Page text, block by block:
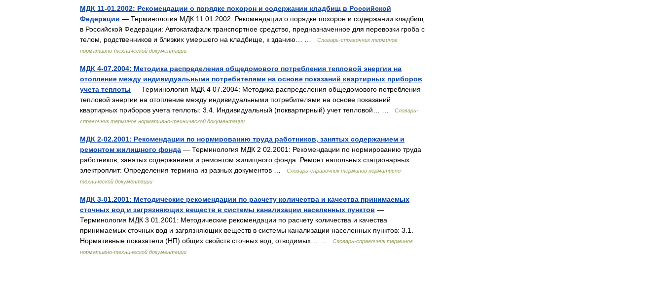
МДК 11-01.2002: Рекомендации о порядке похорон и содержании кладбищ в Российской
Федерации — Терминология МДК 11 01.2002: Рекомендации о порядке похорон и содержании кладбищ
в Российской Федерации: Автокатафалк транспортное средство, предназначенное для перевозки гроба с
телом, родственников и близких умершего на кладбище, к зданию… …
Словарь-справочник терминов
нормативно-технической документации
МДК 4-07.2004: Методика распределения общедомового потребления тепловой энергии на
отопление между индивидуальными потребителями на основе показаний квартирных приборов
учета теплоты — Терминология МДК 4 07.2004: Методика распределения общедомового потребления
тепловой энергии на отопление между индивидуальными потребителями на основе показаний
квартирных приборов учета теплоты: 3.4. Индивидуальный (поквартирный) учет тепловой… …
Словарь-
справочник терминов нормативно-технической документации
МДК 2-02.2001: Рекомендации по нормированию труда работников, занятых содержанием и
ремонтом жилищного фонда — Терминология МДК 2 02.2001: Рекомендации по нормированию труда
работников, занятых содержанием и ремонтом жилищного фонда: Ремонт напольных стационарных
электроплит: Определения термина из разных документов …
Словарь-справочник терминов нормативно-
технической документации
МДК 3-01.2001: Методические рекомендации по расчету количества и качества принимаемых
сточных вод и загрязняющих веществ в системы канализации населенных пунктов —
Терминология МДК 3 01.2001: Методические рекомендации по расчету количества и качества
принимаемых сточных вод и загрязняющих веществ в системы канализации населенных пунктов: 3.1.
Нормативные показатели (НП) общих свойств сточных вод, отводимых… …
Словарь-справочник терминов
нормативно-технической документации